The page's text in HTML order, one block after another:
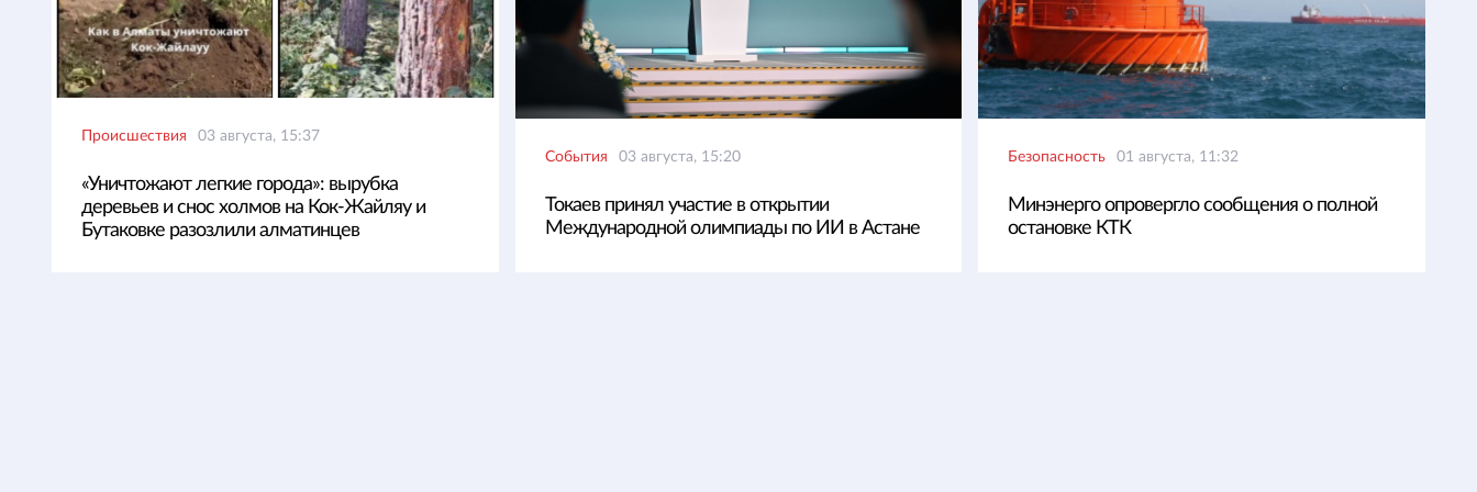
Происшествия 03 августа, 15:37
«Уничтожают легкие города»: вырубка
деревьев и снос холмов на Кок-Жайляу и
Бутаковке разозлили алматинцев
События 03 августа, 15:20
Токаев принял участие в открытии
Международной олимпиады по ИИ в Астане
Безопасность 01 августа, 11:32
Минэнерго опровергло сообщения о полной
остановке КТК